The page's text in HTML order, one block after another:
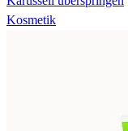
lässt. Es reicht aus,
Hinweis: durch sehr
Kosmetik